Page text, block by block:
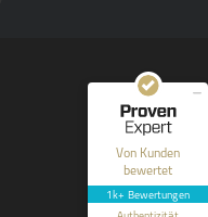
Von Kunden
bewertet
1k+ Bewertungen
40
Bewertungen auf
ProvenExpert.com
ProvenExpert-Profil werfen